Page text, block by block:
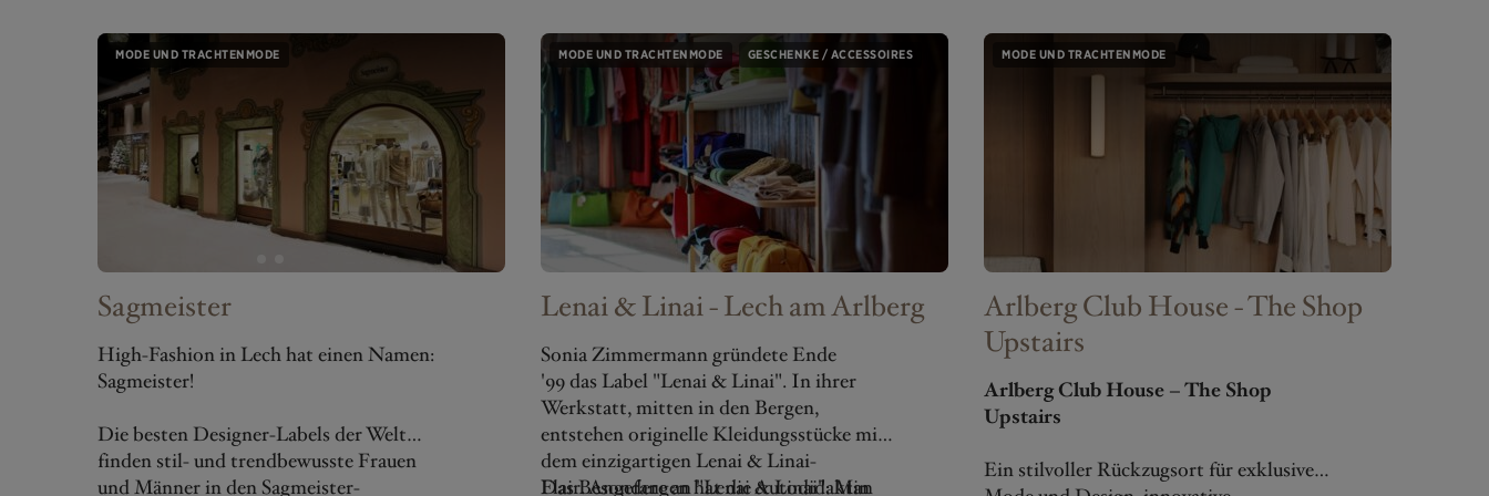
MODE UND TRACHTENMODE
Sagmeister
High-Fashion in Lech hat einen Namen:
Sagmeister!
Die besten Designer-Labels der Welt
finden stil- und trendbewusste Frauen
und Männer in den Sagmeister-
MODE UND TRACHTENMODE GESCHENKE / ACCESSOIRES
Lenai & Linai - Lech am Arlberg
Sonia Zimmermann gründete Ende
'99 das Label "Lenai & Linai". In ihrer
Werkstatt, mitten in den Bergen,
entstehen originelle Kleidungsstücke mit
dem einzigartigen Lenai & Linai-
Flair. Angefangen hat die Autodidaktin
Das Besondere an "Lenai & Linai": Man
MODE UND TRACHTENMODE
Arlberg Club House - The Shop
Upstairs
Arlberg Club House – The Shop
Upstairs
Ein stilvoller Rückzugsort für exklusive